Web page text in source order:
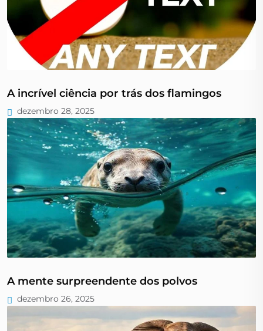
A incrível ciência por trás dos flamingos
dezembro 28, 2025
A mente surpreendente dos polvos
dezembro 26, 2025